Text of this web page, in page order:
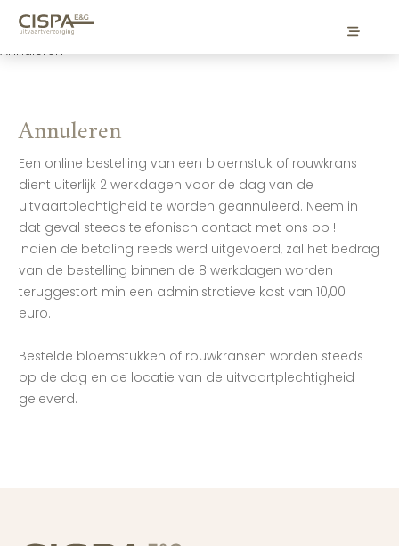
Legal Documents
Annuleren
Annuleren
Een online bestelling van een bloemstuk of rouwkrans
dient uiterlijk 2 werkdagen voor de dag van de
uitvaartplechtigheid te worden geannuleerd. Neem in
dat geval steeds telefonisch contact met ons op !
Indien de betaling reeds werd uitgevoerd, zal het bedrag
van de bestelling binnen de 8 werkdagen worden
teruggestort min een administratieve kost van 10,00
euro.
Bestelde bloemstukken of rouwkransen worden steeds
op de dag en de locatie van de uitvaartplechtigheid
geleverd.